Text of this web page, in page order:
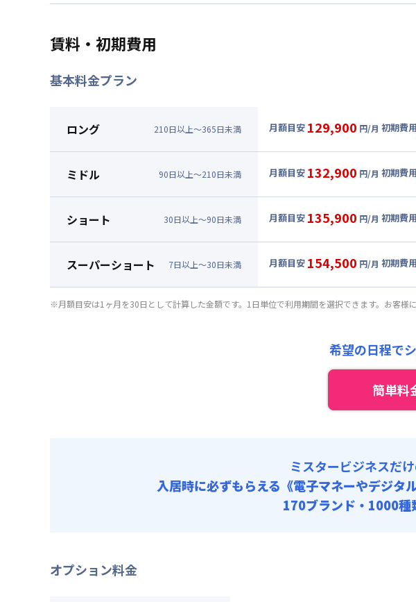
賃料・初期費用
基本料金プラン
ロング 210日以上～365日未満 月額目安 129,900 円/月 初期費用
81,000円/月 (2,700円/日)
光熱費他 : 24,000円/月 (800円/
清掃料他 : 37,000円/回 (税抜)
その他費用 :
駐車場代: 15,000円/月 (500
初期費用
事務手数料 : 3,000円/回 (税抜)
ミドル 90日以上～210日未満 月額目安 132,900 円/月 初期費用
84,000円/月 (2,800円/日)
光熱費他 : 24,000円/月 (800円/
清掃料他 : 23,000円/回 (税抜)
その他費用 :
管理費: 6,000円/月 (200円/日)
事務手数料 : 3,000円/回 (税抜)
ショート 30日以上～90日未満 月額目安 135,900 円/月 初期費用
87,000円/月 (2,900円/日)
光熱費他 : 24,000円/月 (800円/
清掃料他 : 16,000円/回 (税抜)
6,000円/月 (200円/
15,000円/月 (500
事務手数料 : 3,000円/回 (税抜)
スーパーショート 7日以上～30日未満 月額目安 154,500 円/月 初期費用
月額賃料目安(30日利用)
12,000円/回 (税抜)
6,000円/月 (200円/
15,000円/月 (500
※月額目安は1ヶ月を30日として計算した金額です。1日単位で利用期間を選択できます。お客様
希望の日程で
簡単料
ミスタービジネスだ
入居時に必ずもらえる 《電子マネーやデジタ
170ブランド・1000
オプション料金